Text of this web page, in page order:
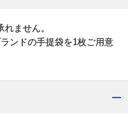
ません。
ンドの手提袋を1枚ご用意